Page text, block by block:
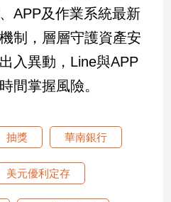
APP及作業系統最新
制，層層守護資產安
入異動，Line與APP
間掌握風險。
抽獎 華南銀行
美元優利定存